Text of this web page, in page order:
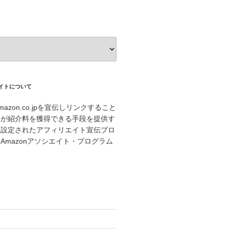
トについて
を宣伝しリンクすること
紹介料を獲得できる手段を提供す
定されたアフィリエイト宣伝プロ
アソシエイト・プログラム